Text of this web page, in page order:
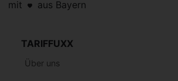
mit aus Bayern
TARIFFUXX
Über uns